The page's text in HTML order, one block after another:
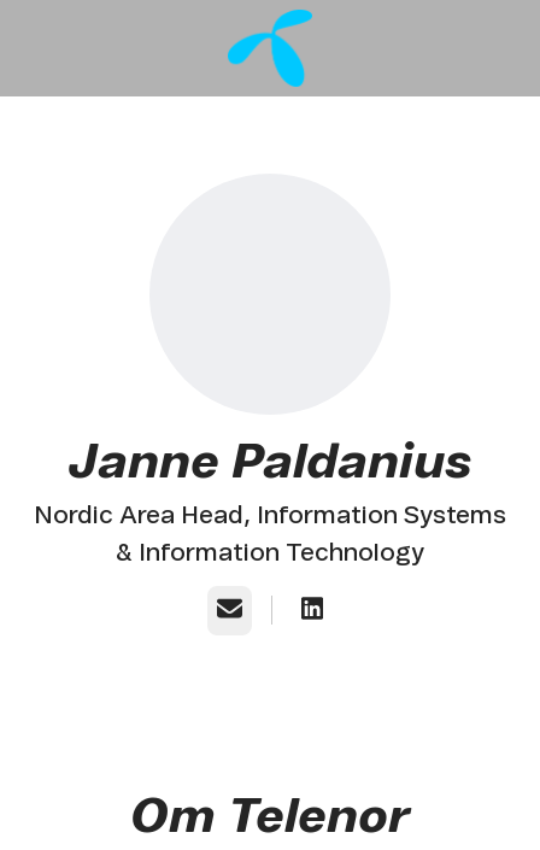
Janne Paldanius
Nordic Area Head, Information Systems
& Information Technology
E-mail
Om Telenor